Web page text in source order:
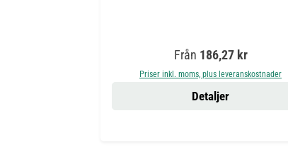
Ordinarie pris:
Från 186,27 kr
Priser inkl. moms, plus leveranskostnader
Detaljer